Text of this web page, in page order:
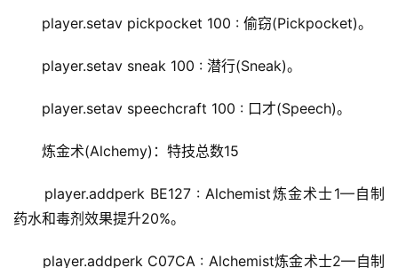
player.setav pickpocket 100 : 偷窃(Pickpocket)。
player.setav sneak 100 : 潜行(Sneak)。
player.setav speechcraft 100 : 口才(Speech)。
炼金术(Alchemy)：特技总数15
player.addperk BE127 : Alchemist炼金术士1—自制
药水和毒剂效果提升20%。
player.addperk C07CA : Alchemist炼金术士2—自制